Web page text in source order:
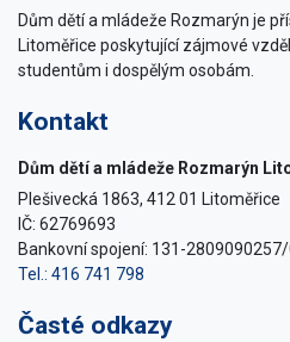
Dům dětí a mládeže Rozmarýn je
Litoměřice poskytující zájmové
studentům i dospělým osobám.
Kontakt
Dům dětí a mládeže Rozmarýn
Plešivecká 1863, 412 01 Litoměřice
IČ: 62769693
Bankovní spojení: 131-
Tel.: 416 741 798
Časté odkazy